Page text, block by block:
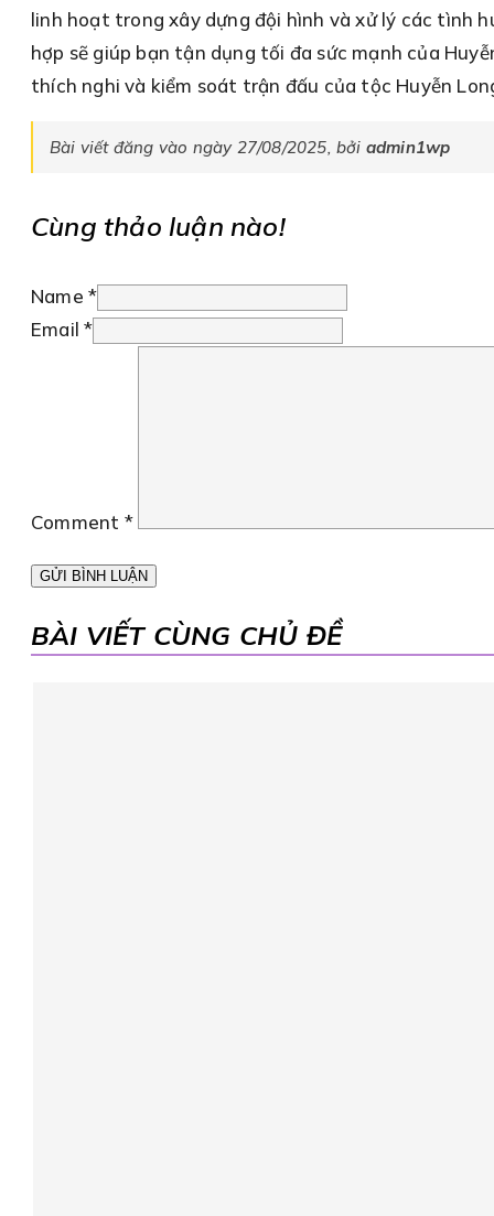
linh hoạt trong xây dựng đội hình và xử lý các tình
hợp sẽ giúp bạn tận dụng tối đa sức mạnh của
thích nghi và kiểm soát trận đấu của tộc Huyễn
Bài viết đăng vào ngày 27/08/2025, bởi admin1wp
Cùng thảo luận nào!
Name *
Email *
Comment *
BÀI VIẾT CÙNG CHỦ ĐỀ